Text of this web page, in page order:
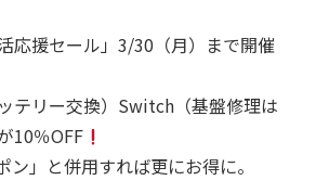
応援セール」3/30（月）まで開催
テリー交換）Switch（基盤修理は
10％OFF
ン」と併用すれば更にお得に。